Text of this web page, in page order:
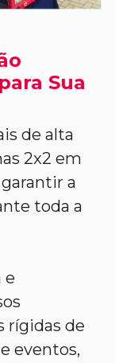
Sua
de alta
2x2 em
a
toda a
e
rígidas de
eventos,